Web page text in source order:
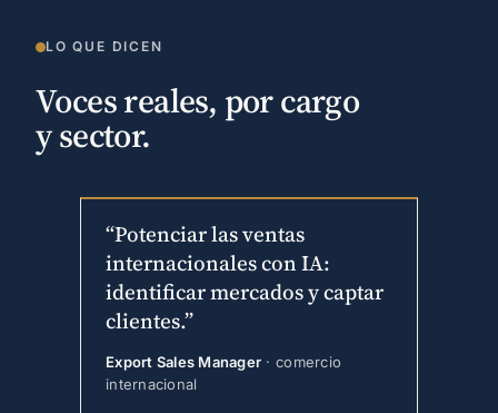
LO QUE DICEN
Voces reales, por cargo
y sector.
“Potenciar las ventas
internacionales con IA:
identificar mercados y captar
clientes.”
Export Sales Manager · comercio
internacional